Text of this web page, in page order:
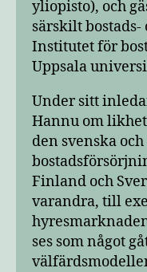
yliopisto), och
särskilt
Institutet för
Uppsala
Under sitt
Hannu om
den svenska
Finland och
varandra, till
ses som något